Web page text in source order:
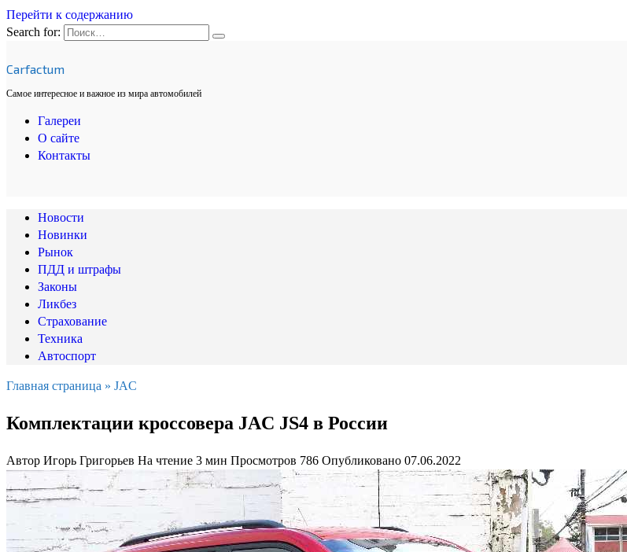
Перейти к содержанию
Search for:
Carfactum
Самое интересное и важное из мира автомобилей
Галереи
О сайте
Контакты
Новости
Новинки
Рынок
ПДД и штрафы
Законы
Ликбез
Страхование
Техника
Автоспорт
Главная страница » JAC
Комплектации кроссовера JAC JS4 в России
Автор Игорь Григорьев На чтение 3 мин Просмотров 786 Опубликовано 07.06.2022